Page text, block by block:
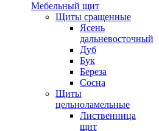
Мебельный щит
Щиты сращенные
Ясень
дальневосточный
Дуб
Бук
Береза
Сосна
Щиты
цельноламельные
Лиственница
щит